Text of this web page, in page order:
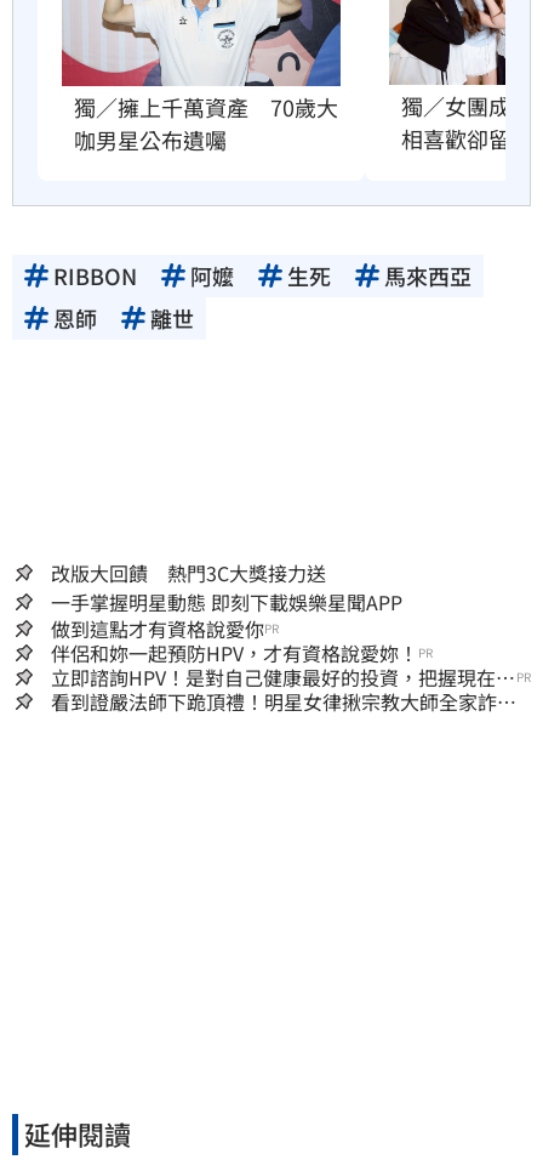
獨／擁上千萬資產　70歲大
咖男星公布遺囑
獨／女團成員
相喜歡卻留遺
RIBBON 阿嬤 生死
馬來西亞
恩師
離世
改版大回饋 熱門3C大獎接力送
一手掌握明星動態 即刻下載娛樂星聞APP
做到這點才有資格說愛你PR
伴侶和妳一起預防HPV，才有資格說愛妳！ PR
立即諮詢HPV！是對自己健康最好的投資，把握現在不
嫌晚！
PR
看到證嚴法師下跪頂禮！明星女律揪宗教大師全家詐慈
延伸閱讀